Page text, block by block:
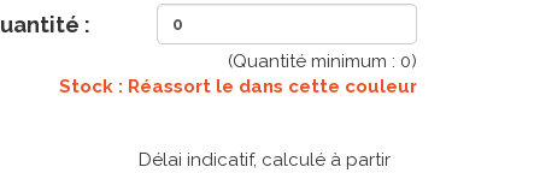
:
(Quantité minimum : 0)
Stock : Réassort le dans cette couleur
Délai indicatif, calculé à partir